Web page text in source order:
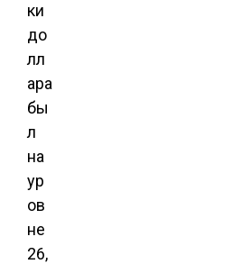
ки
до
лл
ара
бы
л
на
ур
ов
не
26,